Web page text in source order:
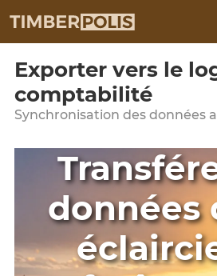
Exporter vers le
comptabilité
données